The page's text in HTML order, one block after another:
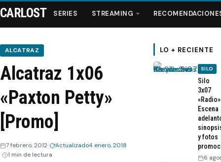
Series
Streaming
Recomendaciones
Videos
CARLOST SERIES STREAMING
ALCATRAZ
Alcatraz 1x06
«Paxton Petty»
[Promo]
7 febrero, 2012 Actualizado4 enero, 2018
1 min de lectura
LO + RECIENTE
SILO
Silo
3x07
Escena
y fotos
6